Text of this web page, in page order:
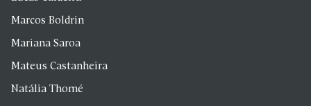
Marcos Boldrin
Mariana Saroa
Mateus Castanheira
Natália Thomé